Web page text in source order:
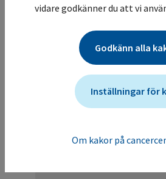
Kognitiva
svårare med
minne och planering
Känselrubbningar -
neuropati
vidare godkänner du att vi
Godkänn alla
Inställningar för
Om kakor på